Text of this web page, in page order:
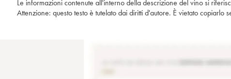
Le informazioni contenute all'interno della descrizione del vino si
Attenzione: questo testo è tutelato dai diritti d'autore. È vietato copiarlo